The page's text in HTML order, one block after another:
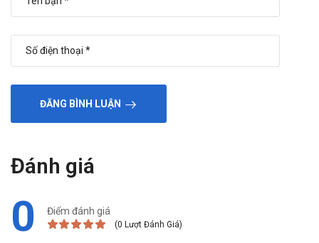
ĐĂNG BÌNH LUẬN
Đánh giá
0 Điểm đánh giá
(0 Lượt Đánh Giá)